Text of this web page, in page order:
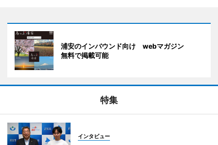
浦安のインバウンド向け webマガジン
無料で掲載可能
特集
インタビュー